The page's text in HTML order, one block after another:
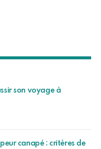
son voyage à
canapé : critères de